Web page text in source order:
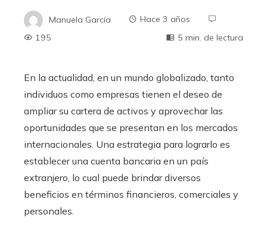
Manuela García
Hace 3 años
195
5 min. de lectura
En la actualidad, en un mundo globalizado, tanto
individuos como empresas tienen el deseo de
ampliar su cartera de activos y aprovechar las
oportunidades que se presentan en los mercados
internacionales. Una estrategia para lograrlo es
establecer una cuenta bancaria en un país
extranjero, lo cual puede brindar diversos
beneficios en términos financieros, comerciales y
personales.